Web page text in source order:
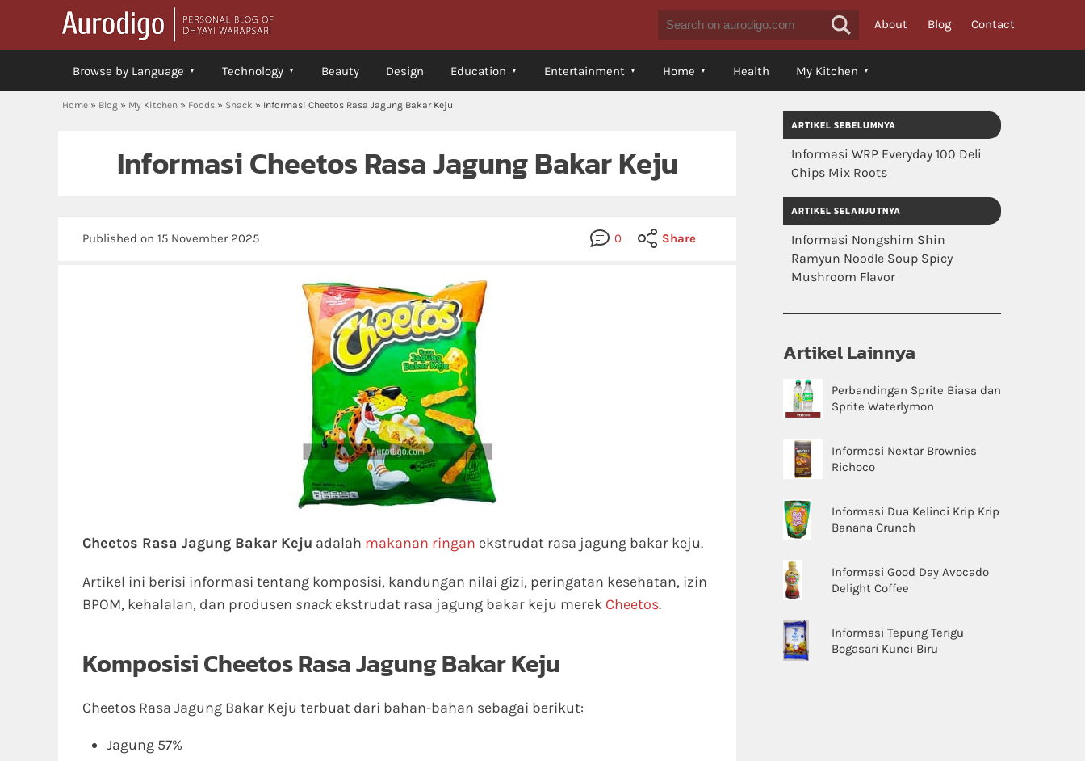
About Blog Contact
Browse by Language Technology Beauty Design Education Entertainment Home Health My Kitchen
Home » Blog » My Kitchen » Foods » Snack » Informasi Cheetos Rasa Jagung Bakar Keju
Informasi Cheetos Rasa Jagung Bakar Keju
0 Share
Published on 15 November 2025
Cheetos Rasa Jagung Bakar Keju adalah makanan ringan ekstrudat rasa jagung bakar keju.
Artikel ini berisi informasi tentang komposisi, kandungan nilai gizi, peringatan kesehatan, izin
BPOM, kehalalan, dan produsen snack ekstrudat rasa jagung bakar keju merek Cheetos.
Komposisi Cheetos Rasa Jagung Bakar Keju
Cheetos Rasa Jagung Bakar Keju terbuat dari bahan-bahan sebagai berikut:
Jagung 57%
ARTIKEL SEBELUMNYA
Informasi WRP Everyday 100 Deli
Chips Mix Roots
ARTIKEL SELANJUTNYA
Informasi Nongshim Shin
Ramyun Noodle Soup Spicy
Mushroom Flavor
Artikel Lainnya
Perbandingan Sprite Biasa dan
Sprite Waterlymon
Informasi Nextar Brownies
Richoco
Informasi Dua Kelinci Krip Krip
Banana Crunch
Informasi Good Day Avocado
Delight Coffee
Informasi Tepung Terigu
Bogasari Kunci Biru